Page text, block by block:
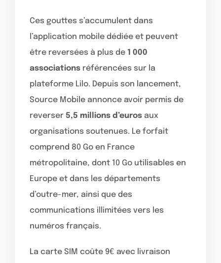
Ces gouttes s’accumulent dans
l’application mobile dédiée et peuvent
être reversées à plus de 1 000
associations référencées sur la
plateforme Lilo. Depuis son lancement,
Source Mobile annonce avoir permis de
reverser 5,5 millions d’euros aux
organisations soutenues. Le forfait
comprend 80 Go en France
métropolitaine, dont 10 Go utilisables en
Europe et dans les départements
d’outre-mer, ainsi que des
communications illimitées vers les
numéros français.
La carte SIM coûte 9€ avec livraison